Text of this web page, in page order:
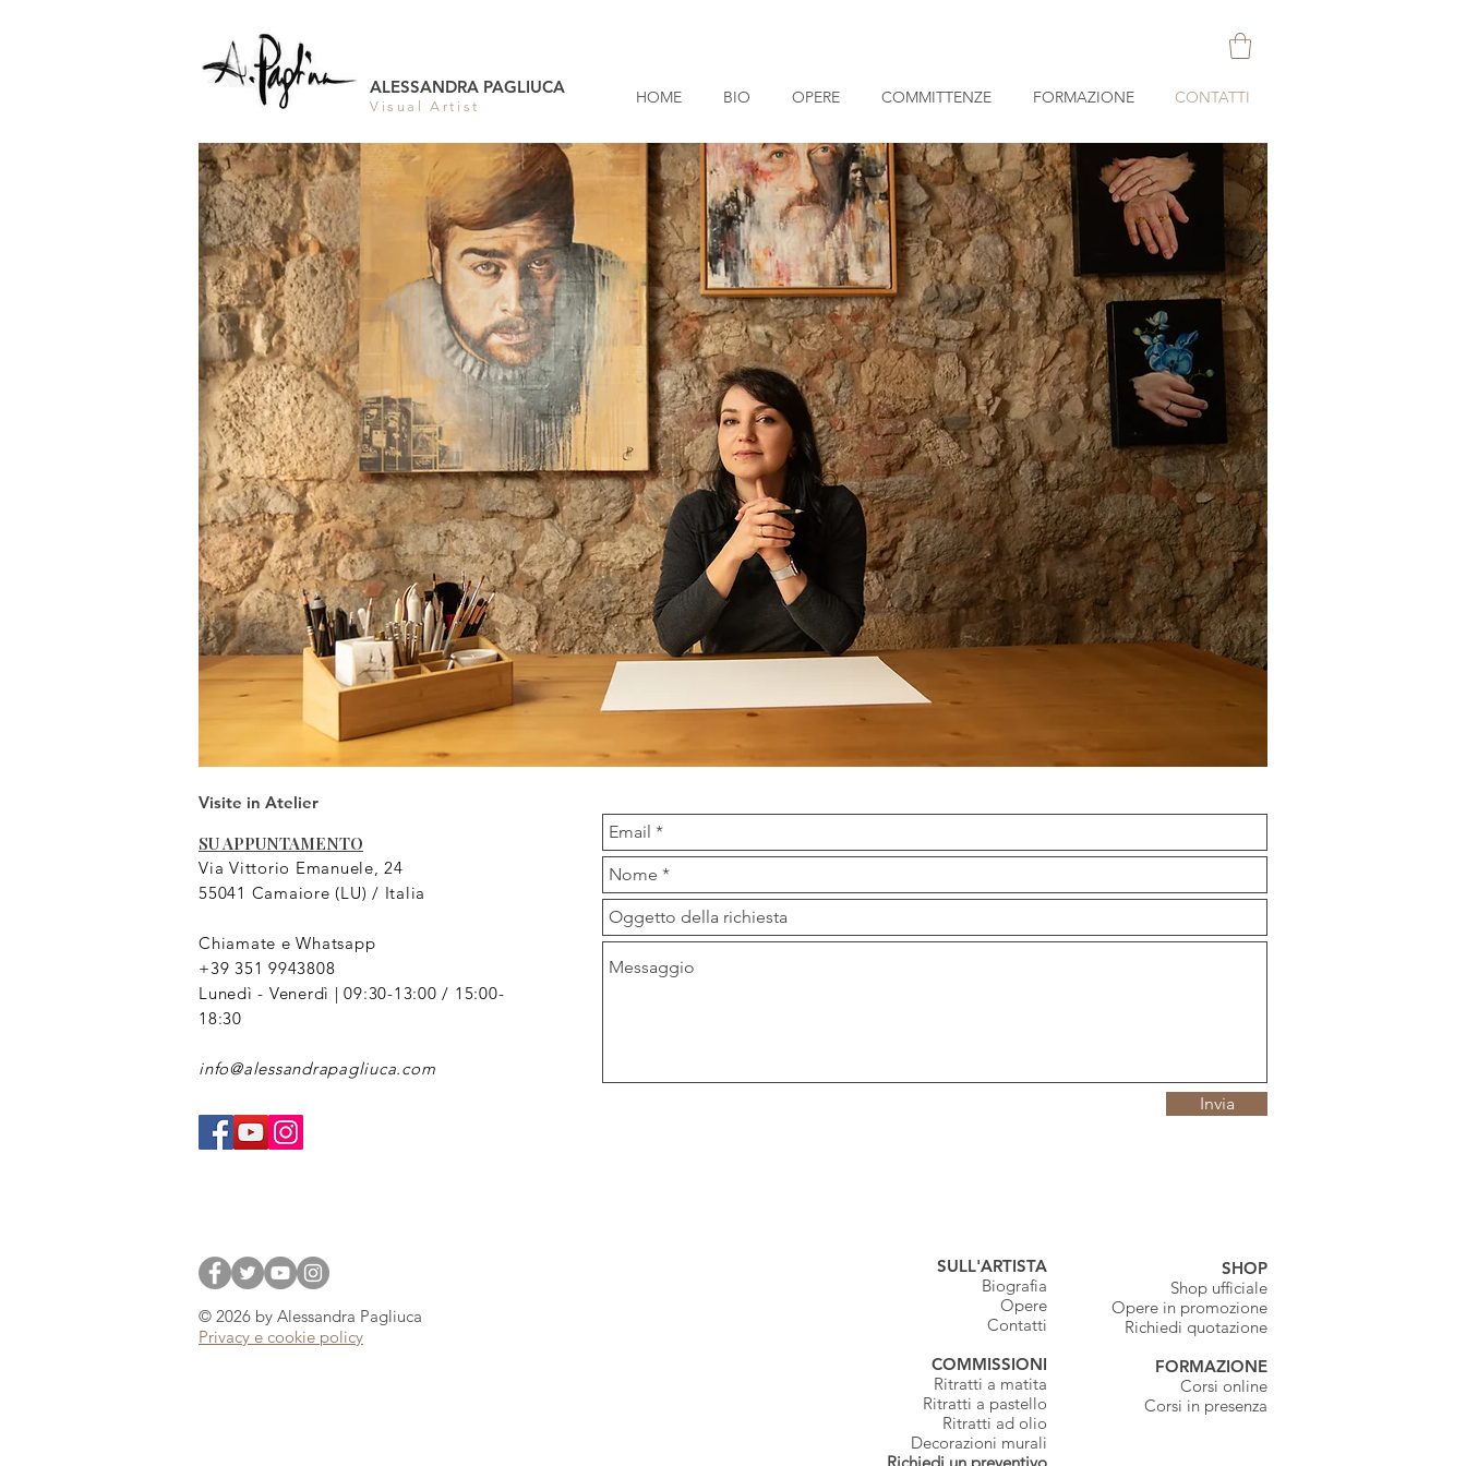
ALESSANDRA PAGLIUCA
Visual Artist HOME BIO OPERE COMMITTENZE FORMAZIONE CONTATTI
Visite in Atelier
SU APPUNTAMENTO
Via Vittorio Emanuele, 24
55041 Camaiore (LU) / Italia
Chiamate e Whatsapp
+39 351 9943808
Lunedì - Venerdì | 09:30-13:00 / 15:00-
18:30
info@alessandrapagliuca.com
Invia
© 2026 by Alessandra Pagliuca
Privacy e cookie policy
SULL'ARTISTA
Biografia
Opere
Contatti
COMMISSIONI
Ritratti a matita
Ritratti a pastello
Ritratti ad olio
Decorazioni murali
SHOP
Shop ufficiale
Opere in promozione
Richiedi quotazione
FORMAZIONE
Corsi online
Corsi in presenza